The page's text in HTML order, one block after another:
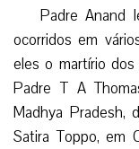
Padre Anand
ocorridos em
eles o martírio
Padre T A
Madhya Pradesh,
Satira Toppo, em